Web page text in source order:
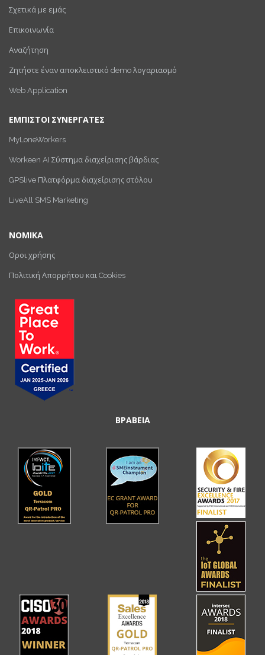
Σχετικά με εμάς
Επικοινωνία
Αναζήτηση
Ζητήστε έναν αποκλειστικό demo λογαριασμό
Web Application
ΕΜΠΙΣΤΟΙ ΣΥΝΕΡΓΑΤΕΣ
MyLoneWorkers
Workeen AI Σύστημα διαχείρισης βάρδιας
GPSlive Πλατφόρμα διαχείρισης στόλου
LiveAll SMS Marketing
ΝΟΜΙΚΑ
Οροι χρήσης
Πολιτική Απορρήτου και Cookies
ΒΡΑΒΕΙΑ